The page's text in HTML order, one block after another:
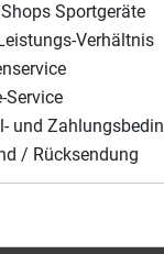
Sportgeräte
Verhältnis
Service
und
/ Rücksendung